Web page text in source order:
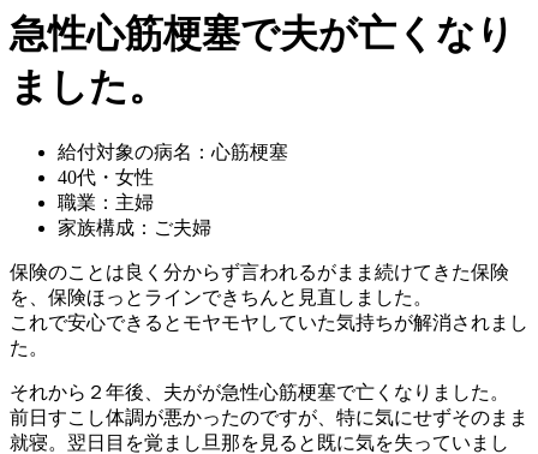
急性心筋梗塞で夫が亡くなり
ました。
給付対象の病名：心筋梗塞
40代・女性
職業：主婦
家族構成：ご夫婦
保険のことは良く分からず言われるがまま続けてきた保険
を、保険ほっとラインできちんと見直しました。
これで安心できるとモヤモヤしていた気持ちが解消されまし
た。
それから２年後、夫がが急性心筋梗塞で亡くなりました。
前日すこし体調が悪かったのですが、特に気にせずそのまま
就寝。翌日目を覚まし旦那を見ると既に気を失っていまし